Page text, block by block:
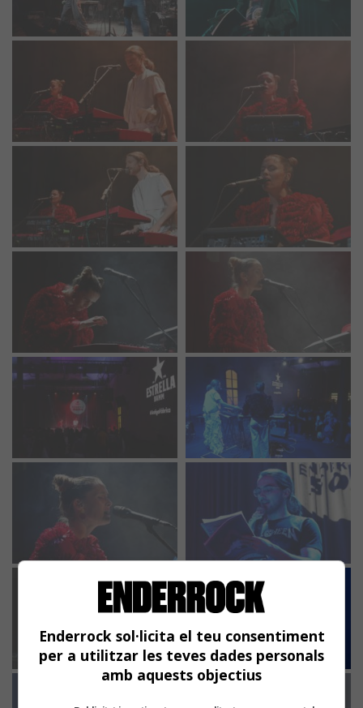
Enderrock sol·licita el teu consentiment
per a utilitzar les teves dades personals
amb aquests objectius